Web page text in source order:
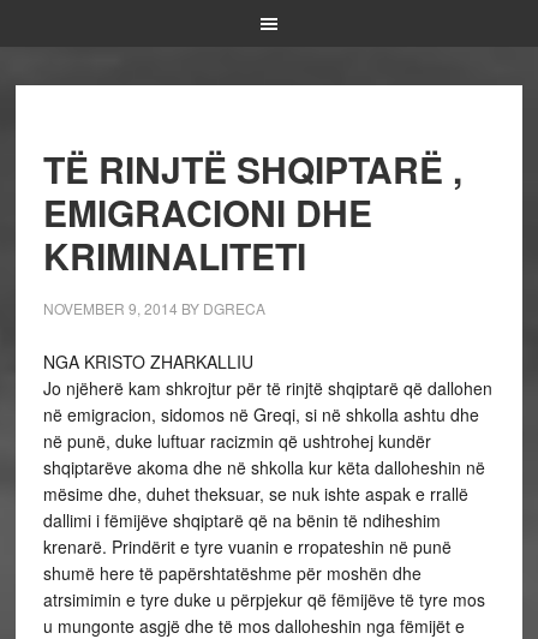
TË RINJTË SHQIPTARË ,
EMIGRACIONI DHE
KRIMINALITETI
NOVEMBER 9, 2014 BY DGRECA
NGA KRISTO ZHARKALLIU
Jo njëherë kam shkrojtur për të rinjtë shqiptarë që dallohen
në emigracion, sidomos në Greqi, si në shkolla ashtu dhe
në punë, duke luftuar racizmin që ushtrohej kundër
shqiptarëve akoma dhe në shkolla kur këta dalloheshin në
mësime dhe, duhet theksuar, se nuk ishte aspak e rrallë
dallimi i fëmijëve shqiptarë që na bënin të ndiheshim
krenarë. Prindërit e tyre vuanin e rropateshin në punë
shumë here të papërshtatëshme për moshën dhe
atrsimimin e tyre duke u përpjekur që fëmijëve të tyre mos
u mungonte asgjë dhe të mos dalloheshin nga fëmijët e